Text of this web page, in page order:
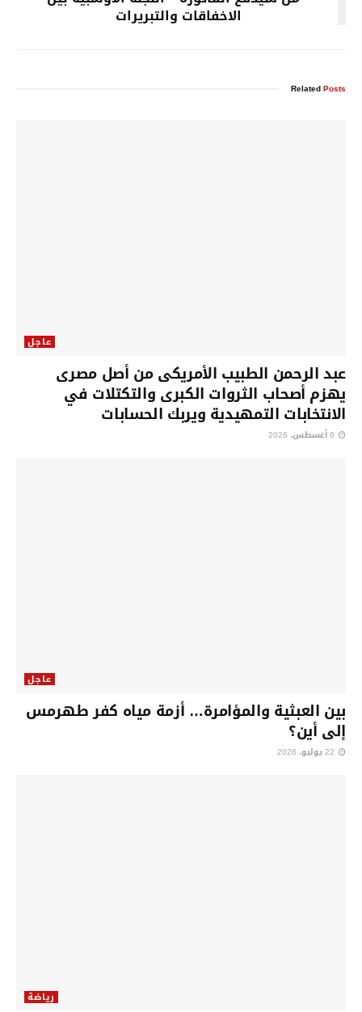
الاخفاقات والتبريرات
RelatedPosts
عاجل
عبد الرحمن الطبيب الأمريكى من أصل مصرى
يهزم أصحاب الثروات الكبرى والتكتلات في
الانتخابات التمهيدية ويربك الحسابات
عاجل
بين العبثية والمؤامرة… أزمة مياه كفر طهرمس
إلى أين؟
رياضة